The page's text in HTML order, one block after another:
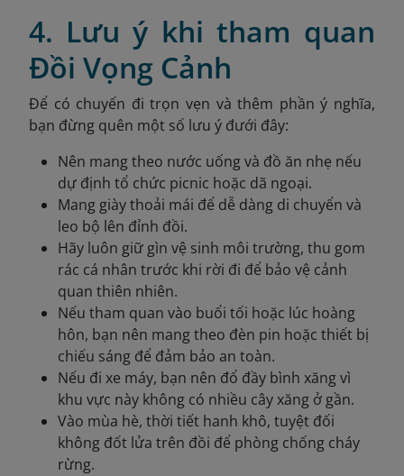
4. Lưu ý khi tham quan
Đồi Vọng Cảnh
Để có chuyến đi trọn vẹn và thêm phần ý nghĩa,
bạn đừng quên một số lưu ý đưới đây:
Nên mang theo nước uống và đồ ăn nhẹ nếu
dự định tổ chức picnic hoặc dã ngoại.
Mang giày thoải mái để dễ dàng di chuyển và
leo bộ lên đỉnh đồi.
Hãy luôn giữ gìn vệ sinh môi trường, thu gom
rác cá nhân trước khi rời đi để bảo vệ cảnh
quan thiên nhiên.
Nếu tham quan vào buổi tối hoặc lúc hoàng
hôn, bạn nên mang theo đèn pin hoặc thiết bị
chiếu sáng để đảm bảo an toàn.
Nếu đi xe máy, bạn nên đổ đầy bình xăng vì
khu vực này không có nhiều cây xăng ở gần.
Vào mùa hè, thời tiết hanh khô, tuyệt đối
không đốt lửa trên đồi để phòng chống cháy
rừng.